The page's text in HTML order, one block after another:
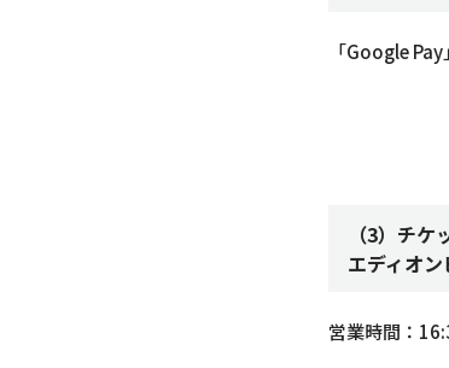
「Google
（3）チ
エディオ
営業時間：